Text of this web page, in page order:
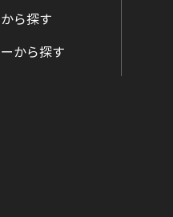
ら探す
から探す